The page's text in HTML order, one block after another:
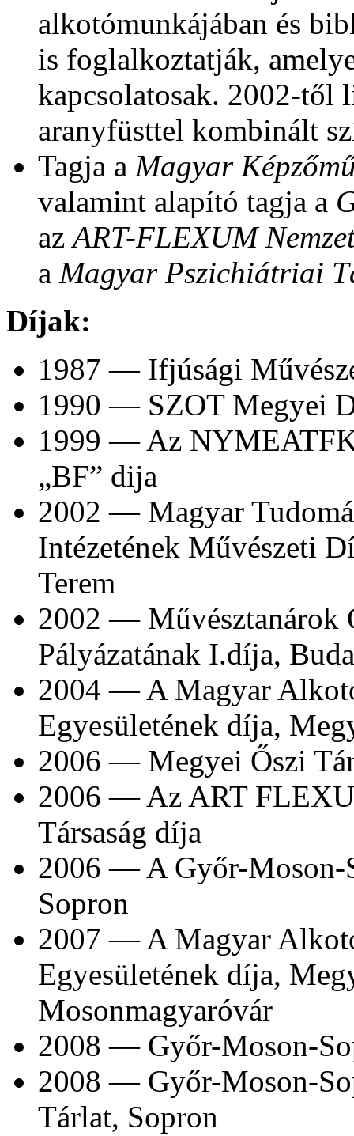
alkotómunkájában és
is foglalkoztatják,
kapcsolatosak. 2002-től
aranyfüsttel kombinált
Tagja a Magyar
valamint alapító tagja a
azART-FLEXUM
a Magyar Pszichiátriai
Díjak:
1987 — Ifjúsági
1990 — SZOT Megyei
1999 — Az NYMEATFK
„BF” dija
2002 — Magyar
Intézetének Művészeti
Terem
2002 — Művésztanárok
Pályázatának I.díja,
2004 — A Magyar
Egyesületének díja,
2006 — Megyei Őszi
2006 — Az ART
Társaság díja
2006 — A Győr-Moson-
Sopron
2007 — A Magyar
Egyesületének díja,
Mosonmagyaróvár
2008 — Győr-Moson-
2008 — Győr-Moson-
Tárlat, Sopron